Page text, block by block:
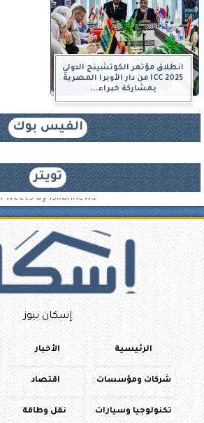
انطلاق مؤتمر الكوتشينج الدولي
ICC 2025 من دار الأوبرا المصرية
بمشاركة خبراء...
الفيس بوك
تويتر
Tweets by iskannews
إسكان نيوز
الرئيسية الأخبار
شركات ومؤسسات اقتصاد
تكنولوجيا وسيارات نقل وطاقة